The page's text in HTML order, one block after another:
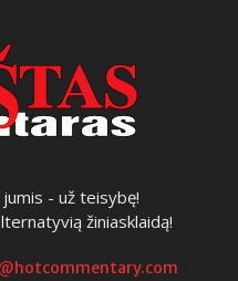
- už teisybę!
žiniasklaidą!